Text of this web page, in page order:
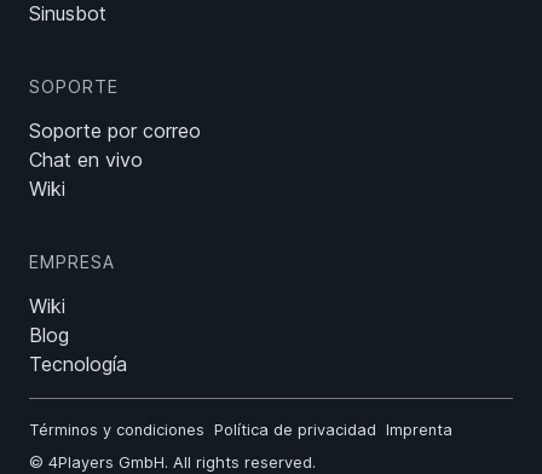
Sinusbot
SOPORTE
Soporte por correo
Chat en vivo
Wiki
EMPRESA
Wiki
Blog
Tecnología
© 4Players GmbH. All rights reserved.
Términos y condiciones Política de privacidad Imprenta